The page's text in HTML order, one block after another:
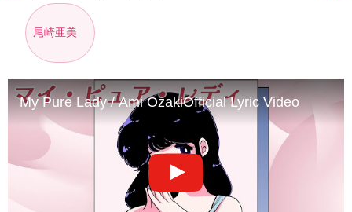
尾崎亜美
My Pure Lady / Ami OzakiOfficial Lyric Video